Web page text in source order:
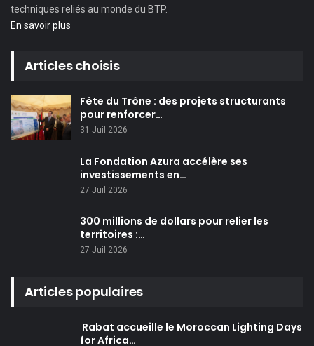
techniques reliés au monde du BTP.
En savoir plus
Articles choisis
Fête du Trône : des projets structurants
pour renforcer…
31 Juil 2026
La Fondation Azura accélère ses
investissements en…
27 Juil 2026
300 millions de dollars pour relier les
territoires :…
27 Juil 2026
Articles populaires
Rabat accueille le Moroccan Lighting Days
for Africa…